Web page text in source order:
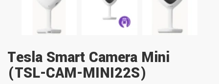
Tesla Smart Camera Mini
(TSL-CAM-MINI22S)